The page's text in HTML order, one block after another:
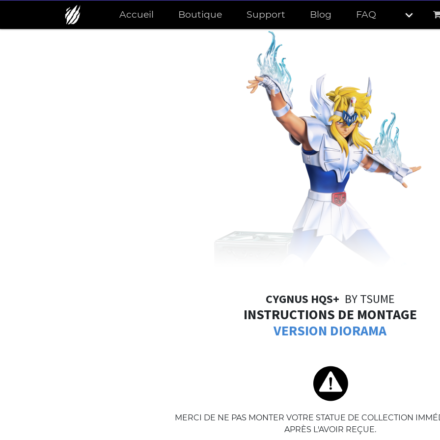
Accueil Boutique Support Blog FAQ
CYGNUS HQS+ BY TSUME
INSTRUCTIONS DE MONTAGE
VERSION DIORAMA
MERCI DE NE PAS MONTER VOTRE STATUE DE COLLECTION
APRÈS L'AVOIR REÇUE.